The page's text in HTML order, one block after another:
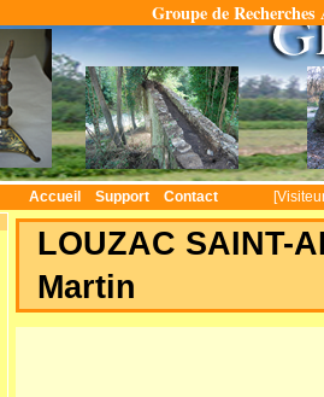
Groupe de
Accueil Support Contact
LOUZAC SAINT-
Martin